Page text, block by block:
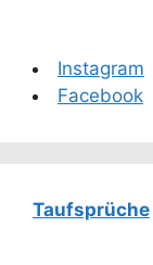
Instagram
Facebook
Taufsprüche